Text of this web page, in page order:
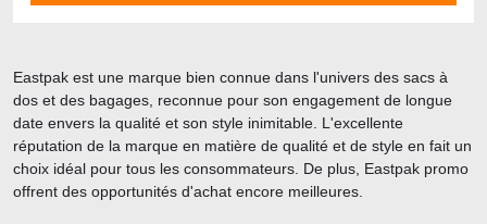
Eastpak est une marque bien connue dans l'univers des sacs à
dos et des bagages, reconnue pour son engagement de longue
date envers la qualité et son style inimitable. L'excellente
réputation de la marque en matière de qualité et de style en fait un
choix idéal pour tous les consommateurs. De plus, Eastpak promo
offrent des opportunités d'achat encore meilleures.